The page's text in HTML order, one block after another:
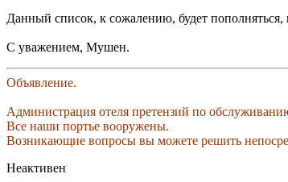
Данный список, к сожалению, будет
С уважением, Мушен.
Объявление.
Администрация отеля претензий по
Все наши портье вооружены.
Возникающие вопросы вы можете решить
Неактивен